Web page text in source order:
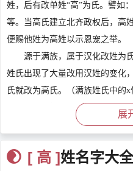
姓，后有改单姓“高”为氏。譬如
等。当高氏建立北齐政权后，高
便赐他姓为高姓以示恩宠之举。
源于满族，属于汉化改姓为
姓氏出现了大量改用汉姓的变化
氏就改为高氏。（满族姓氏中的
衣或自愿为奴入旗后，被赐予满
氏后面添加一个佳字。）
“内”，世居叶赫（今吉林梨树）
展
[ 高 ]姓名字大全